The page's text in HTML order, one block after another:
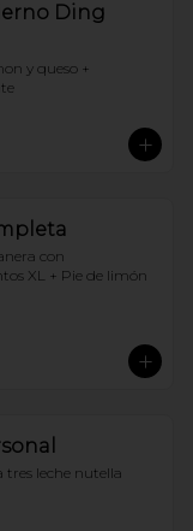
Ding
y queso +
con
XL + Pie de limón
tres leche nutella